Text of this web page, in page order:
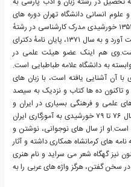
و علوم انسانی دانشگاه تهران دوره های
گوناگون آموزشی را سپری کرد. وی در سال ۱۳۵۱ خورشیدی مدرک کارشناسی در رشتهٔ
زبان و ادب پارسی از دانشگاه تهران را به دست آورد و به سال ۱۳۷۱، پایان نامهٔ دکترای
نوشت.وی هم اینک عضو هیئت علمی در
به دانشگاه علامه طباطبایی است.
با آن آشنایی یافته است، با زبان های
و تاکنون ده ها کتاب و نزدیک به سیصد
علمی و فرهنگی بسیاری در ایران و
کشورهای دیگر سخنرانی کرده است.وی از سال ۷۶ تا ۷۹ خورشیدی به آموزگاری ایران
است.او از سال های نوجوانی، نوشتن و
های کرمانشاه همکاری داشته و آثار
نیز گهگاه شعر می سراید و نام هنری
گفتن، هرگز واژه های عربی را به